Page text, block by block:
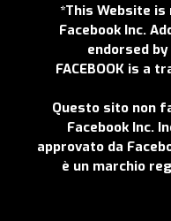
*This Website
Facebook Inc.
endorsed
FACEBOOK is a
Questo sito non
Facebook Inc.
approvato da
è un marchio